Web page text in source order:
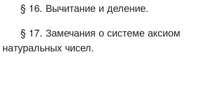
§ 16. Вычитание и деление.
§ 17. Замечания о системе аксиом
натуральных чисел.